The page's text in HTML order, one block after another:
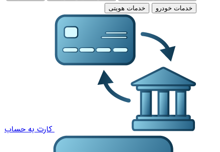
خدمات خودرو
خدمات هویتی
کارت به حساب